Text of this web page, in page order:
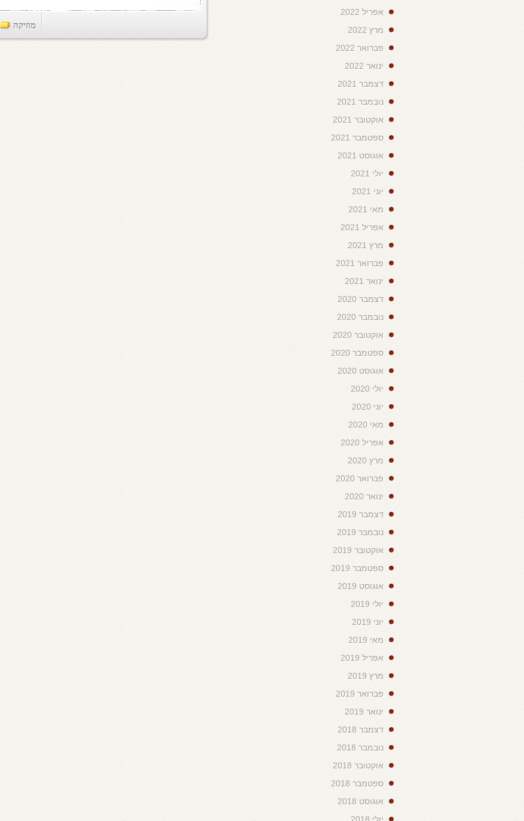
מוזיקה
אפריל 2022
מרץ 2022
פברואר 2022
ינואר 2022
דצמבר 2021
נובמבר 2021
אוקטובר 2021
ספטמבר 2021
אוגוסט 2021
יולי 2021
יוני 2021
מאי 2021
אפריל 2021
מרץ 2021
פברואר 2021
ינואר 2021
דצמבר 2020
נובמבר 2020
אוקטובר 2020
ספטמבר 2020
אוגוסט 2020
יולי 2020
יוני 2020
מאי 2020
אפריל 2020
מרץ 2020
פברואר 2020
ינואר 2020
דצמבר 2019
נובמבר 2019
אוקטובר 2019
ספטמבר 2019
אוגוסט 2019
יולי 2019
יוני 2019
מאי 2019
אפריל 2019
מרץ 2019
פברואר 2019
ינואר 2019
דצמבר 2018
נובמבר 2018
אוקטובר 2018
ספטמבר 2018
אוגוסט 2018